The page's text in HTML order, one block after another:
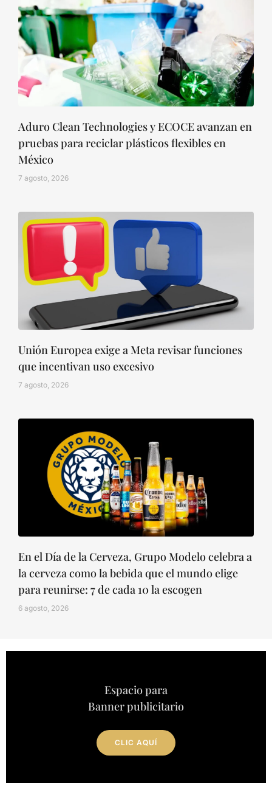
Aduro Clean Technologies y ECOCE avanzan en
pruebas para reciclar plásticos flexibles en
México
7 agosto, 2026
Unión Europea exige a Meta revisar funciones
que incentivan uso excesivo
7 agosto, 2026
En el Día de la Cerveza, Grupo Modelo celebra a
la cerveza como la bebida que el mundo elige
para reunirse: 7 de cada 10 la escogen
6 agosto, 2026
Espacio para
Banner publicitario
CLIC AQUÍ